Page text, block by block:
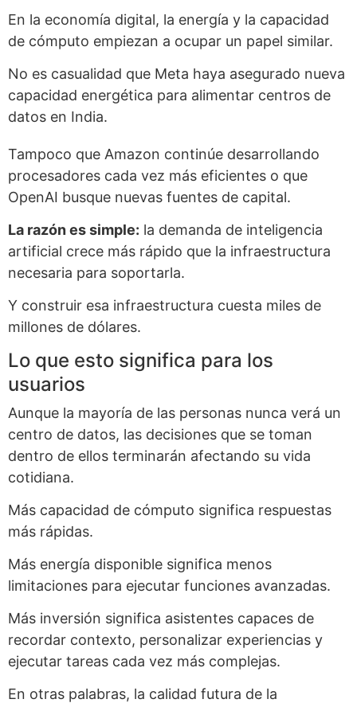
En la economía digital, la energía y la capacidad
de cómputo empiezan a ocupar un papel similar.
No es casualidad que Meta haya asegurado nueva
capacidad energética para alimentar centros de
datos en India.
Tampoco que Amazon continúe desarrollando
procesadores cada vez más eficientes o que
OpenAI busque nuevas fuentes de capital.
La razón es simple: la demanda de inteligencia
artificial crece más rápido que la infraestructura
necesaria para soportarla.
Y construir esa infraestructura cuesta miles de
millones de dólares.
Lo que esto significa para los
usuarios
Aunque la mayoría de las personas nunca verá un
centro de datos, las decisiones que se toman
dentro de ellos terminarán afectando su vida
cotidiana.
Más capacidad de cómputo significa respuestas
más rápidas.
Más energía disponible significa menos
limitaciones para ejecutar funciones avanzadas.
Más inversión significa asistentes capaces de
recordar contexto, personalizar experiencias y
ejecutar tareas cada vez más complejas.
En otras palabras, la calidad futura de la